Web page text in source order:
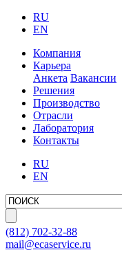
RU
EN
Компания
Карьера
Анкета Вакансии
Решения
Производство
Отрасли
Лаборатория
Контакты
RU
EN
(812) 702-32-88
mail@ecaservice.ru